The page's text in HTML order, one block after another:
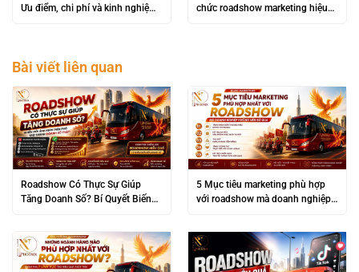
Ưu điểm, chi phí và kinh nghiệm
chức roadshow marketing hiệu
Bài viết liên quan
Roadshow Có Thực Sự Giúp
Tăng Doanh Số? Bí Quyết Biến
5 Mục tiêu marketing phù hợp
với roadshow mà doanh nghiệp